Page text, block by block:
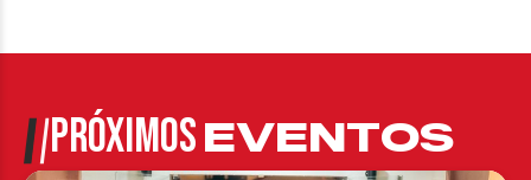
PRÓXIMOSEVENTOS